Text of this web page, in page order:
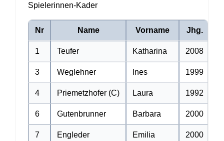
Spielerinnen-Kader
Nr Name Vorname Jhg.
1 Teufer Katharina 2008
3 Weglehner Ines 1999
4 Priemetzhofer (C) Laura 1992
6 Gutenbrunner Barbara 2000
7 Engleder Emilia 2000